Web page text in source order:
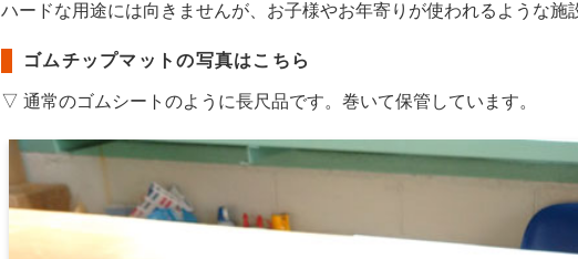
ハードな用途には向きませんが、お子様やお年寄りが使われるような施
ゴムチップマットの写真はこちら
▽ 通常のゴムシートのように長尺品です。巻いて保管しています。